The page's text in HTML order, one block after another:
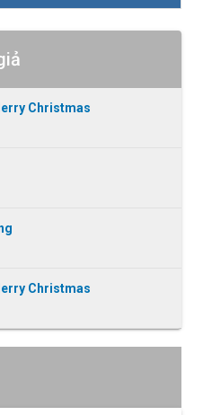
Christmas
Christmas 